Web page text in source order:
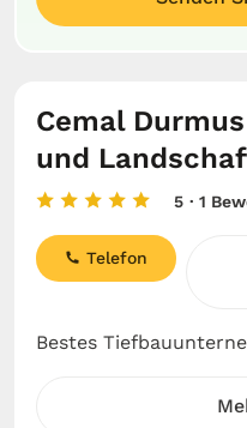
Cemal
und
5 · 1
Bestes
Telefon